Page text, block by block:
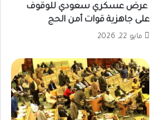
عرض عسكري سعودي للوقوف
على جاهزية قوات أمن الحج
مايو 22, 2026